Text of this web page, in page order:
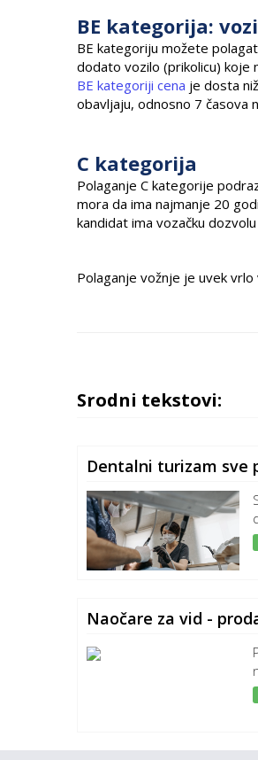
BE kategorija:
BE kategoriju možete
dodato vozilo (prikolicu) koje
BE kategoriji cena je dosta
obavljaju, odnosno 7 časova
C kategorija
Polaganje C kategorije
mora da ima najmanje 20
kandidat ima vozačku
Polaganje vožnje je uvek
Srodni tekstovi:
Dentalni turizam sve
Naočare za vid -